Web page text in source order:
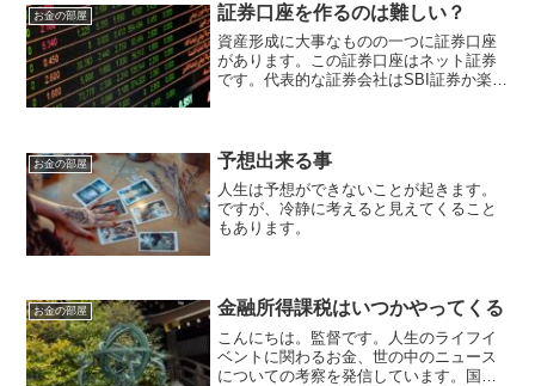
お金の部屋 証券口座を作るのは難しい？
資産形成に大事なものの一つに証券口座
があります。この証券口座はネット証券
です。代表的な証券会社はSBI証券か楽天
お金の部屋 予想出来る事
人生は予想ができないことが起きます。
ですが、冷静に考えると見えてくること
もあります。
お金の部屋 金融所得課税はいつかやってくる
こんにちは。監督です。人生のライフイ
ベントに関わるお金、世の中のニュース
についての考察を発信しています。国家